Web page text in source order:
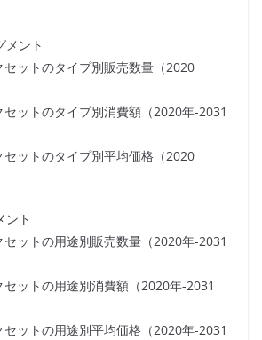
メント
ットのタイプ別販売数量（2020
ットのタイプ別消費額（2020年-2031
ットのタイプ別平均価格（2020
ント
ットの用途別販売数量（2020年-2031
ットの用途別消費額（2020年-2031
ットの用途別平均価格（2020年-2031